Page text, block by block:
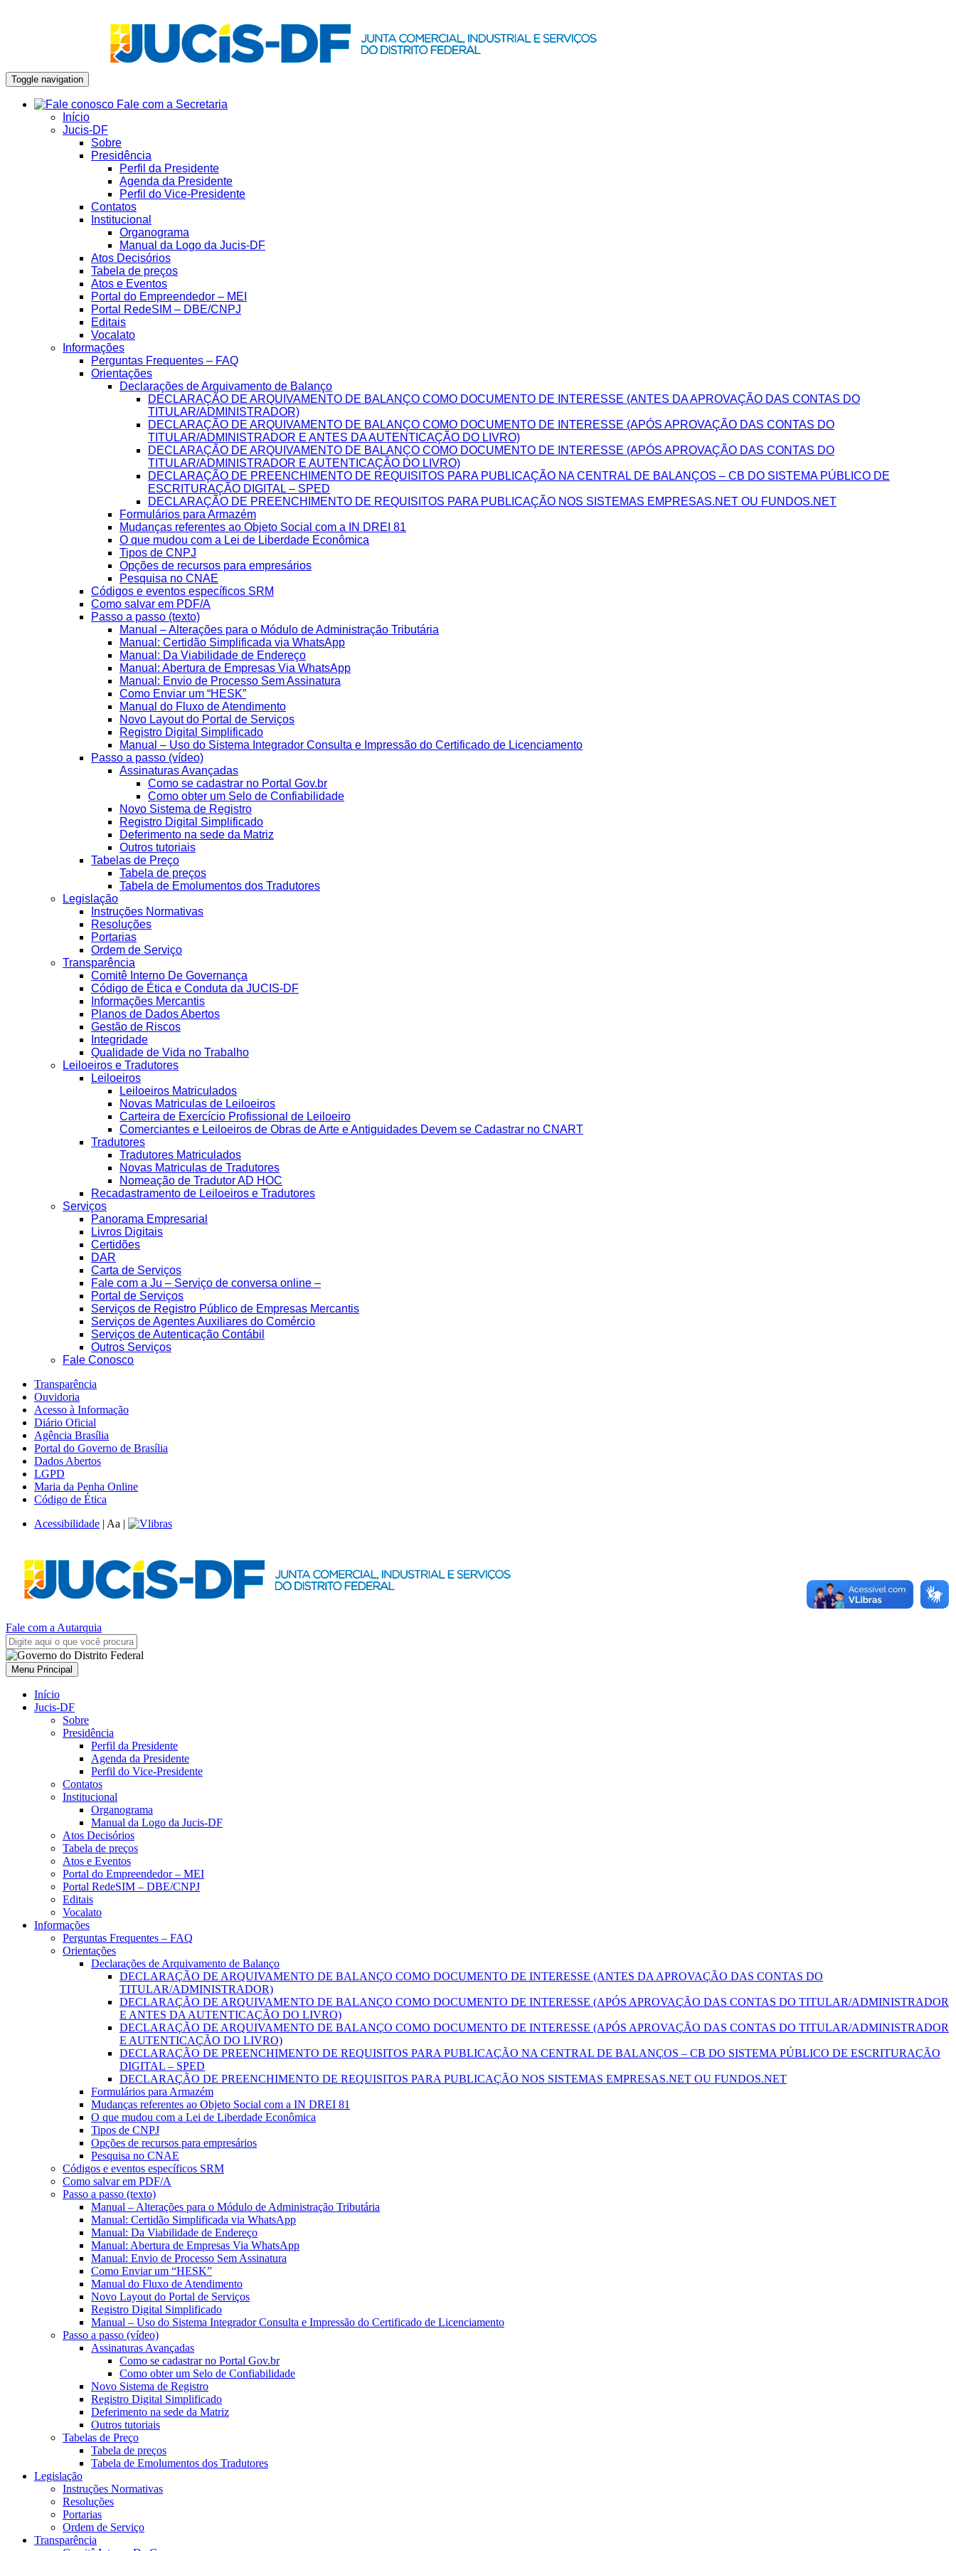
Toggle navigation
Fale com a Secretaria
Início
Jucis-DF
Sobre
Presidência
Perfil da Presidente
Agenda da Presidente
Perfil do Vice-Presidente
Contatos
Institucional
Organograma
Manual da Logo da Jucis-DF
Atos Decisórios
Tabela de preços
Atos e Eventos
Portal do Empreendedor – MEI
Portal RedeSIM – DBE/CNPJ
Editais
Vocalato
Informações
Perguntas Frequentes – FAQ
Orientações
Declarações de Arquivamento de Balanço
DECLARAÇÃO DE ARQUIVAMENTO DE BALANÇO COMO DOCUMENTO DE INTERESSE (ANTES DA APROVAÇÃO DAS CONTAS DO
TITULAR/ADMINISTRADOR)
DECLARAÇÃO DE ARQUIVAMENTO DE BALANÇO COMO DOCUMENTO DE INTERESSE (APÓS APROVAÇÃO DAS CONTAS DO
TITULAR/ADMINISTRADOR E ANTES DA AUTENTICAÇÃO DO LIVRO)
DECLARAÇÃO DE ARQUIVAMENTO DE BALANÇO COMO DOCUMENTO DE INTERESSE (APÓS APROVAÇÃO DAS CONTAS DO
TITULAR/ADMINISTRADOR E AUTENTICAÇÃO DO LIVRO)
DECLARAÇÃO DE PREENCHIMENTO DE REQUISITOS PARA PUBLICAÇÃO NA CENTRAL DE BALANÇOS – CB DO SISTEMA PÚBLICO DE
ESCRITURAÇÃO DIGITAL – SPED
DECLARAÇÃO DE PREENCHIMENTO DE REQUISITOS PARA PUBLICAÇÃO NOS SISTEMAS EMPRESAS.NET OU FUNDOS.NET
Formulários para Armazém
Mudanças referentes ao Objeto Social com a IN DREI 81
O que mudou com a Lei de Liberdade Econômica
Tipos de CNPJ
Opções de recursos para empresários
Pesquisa no CNAE
Códigos e eventos específicos SRM
Como salvar em PDF/A
Passo a passo (texto)
Manual – Alterações para o Módulo de Administração Tributária
Manual: Certidão Simplificada via WhatsApp
Manual: Da Viabilidade de Endereço
Manual: Abertura de Empresas Via WhatsApp
Manual: Envio de Processo Sem Assinatura
Como Enviar um “HESK”
Manual do Fluxo de Atendimento
Novo Layout do Portal de Serviços
Registro Digital Simplificado
Manual – Uso do Sistema Integrador Consulta e Impressão do Certificado de Licenciamento
Passo a passo (vídeo)
Assinaturas Avançadas
Como se cadastrar no Portal Gov.br
Como obter um Selo de Confiabilidade
Novo Sistema de Registro
Registro Digital Simplificado
Deferimento na sede da Matriz
Outros tutoriais
Tabelas de Preço
Tabela de preços
Tabela de Emolumentos dos Tradutores
Legislação
Instruções Normativas
Resoluções
Portarias
Ordem de Serviço
Transparência
Comitê Interno De Governança
Código de Ética e Conduta da JUCIS-DF
Informações Mercantis
Planos de Dados Abertos
Gestão de Riscos
Integridade
Qualidade de Vida no Trabalho
Leiloeiros e Tradutores
Leiloeiros
Leiloeiros Matriculados
Novas Matriculas de Leiloeiros
Carteira de Exercício Profissional de Leiloeiro
Comerciantes e Leiloeiros de Obras de Arte e Antiguidades Devem se Cadastrar no CNART
Tradutores
Tradutores Matriculados
Novas Matriculas de Tradutores
Nomeação de Tradutor AD HOC
Recadastramento de Leiloeiros e Tradutores
Serviços
Panorama Empresarial
Livros Digitais
Certidões
DAR
Carta de Serviços
Fale com a Ju – Serviço de conversa online –
Portal de Serviços
Serviços de Registro Público de Empresas Mercantis
Serviços de Agentes Auxiliares do Comércio
Serviços de Autenticação Contábil
Outros Serviços
Fale Conosco
Transparência
Ouvidoria
Acesso à Informação
Diário Oficial
Agência Brasília
Portal do Governo de Brasília
Dados Abertos
LGPD
Maria da Penha Online
Código de Ética
Acessibilidade | Aa |
Fale com a Autarquia
Menu Principal
Início
Jucis-DF
Sobre
Presidência
Perfil da Presidente
Agenda da Presidente
Perfil do Vice-Presidente
Contatos
Institucional
Organograma
Manual da Logo da Jucis-DF
Atos Decisórios
Tabela de preços
Atos e Eventos
Portal do Empreendedor – MEI
Portal RedeSIM – DBE/CNPJ
Editais
Vocalato
Informações
Perguntas Frequentes – FAQ
Orientações
Declarações de Arquivamento de Balanço
DECLARAÇÃO DE ARQUIVAMENTO DE BALANÇO COMO DOCUMENTO DE INTERESSE (ANTES DA APROVAÇÃO DAS CONTAS DO
TITULAR/ADMINISTRADOR)
DECLARAÇÃO DE ARQUIVAMENTO DE BALANÇO COMO DOCUMENTO DE INTERESSE (APÓS APROVAÇÃO DAS CONTAS DO TITULAR/ADMINISTRADOR
E ANTES DA AUTENTICAÇÃO DO LIVRO)
DECLARAÇÃO DE ARQUIVAMENTO DE BALANÇO COMO DOCUMENTO DE INTERESSE (APÓS APROVAÇÃO DAS CONTAS DO TITULAR/ADMINISTRADOR
E AUTENTICAÇÃO DO LIVRO)
DECLARAÇÃO DE PREENCHIMENTO DE REQUISITOS PARA PUBLICAÇÃO NA CENTRAL DE BALANÇOS – CB DO SISTEMA PÚBLICO DE ESCRITURAÇÃO
DIGITAL – SPED
DECLARAÇÃO DE PREENCHIMENTO DE REQUISITOS PARA PUBLICAÇÃO NOS SISTEMAS EMPRESAS.NET OU FUNDOS.NET
Formulários para Armazém
Mudanças referentes ao Objeto Social com a IN DREI 81
O que mudou com a Lei de Liberdade Econômica
Tipos de CNPJ
Opções de recursos para empresários
Pesquisa no CNAE
Códigos e eventos específicos SRM
Como salvar em PDF/A
Passo a passo (texto)
Manual – Alterações para o Módulo de Administração Tributária
Manual: Certidão Simplificada via WhatsApp
Manual: Da Viabilidade de Endereço
Manual: Abertura de Empresas Via WhatsApp
Manual: Envio de Processo Sem Assinatura
Como Enviar um “HESK”
Manual do Fluxo de Atendimento
Novo Layout do Portal de Serviços
Registro Digital Simplificado
Manual – Uso do Sistema Integrador Consulta e Impressão do Certificado de Licenciamento
Passo a passo (vídeo)
Assinaturas Avançadas
Como se cadastrar no Portal Gov.br
Como obter um Selo de Confiabilidade
Novo Sistema de Registro
Registro Digital Simplificado
Deferimento na sede da Matriz
Outros tutoriais
Tabelas de Preço
Tabela de preços
Tabela de Emolumentos dos Tradutores
Legislação
Instruções Normativas
Resoluções
Portarias
Ordem de Serviço
Transparência